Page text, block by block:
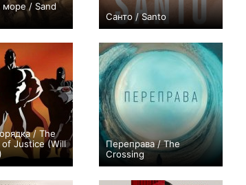
море / Sand
52 94
Санто / Santo
−1 6 68
/ The
of Justice (Will
7 220
Переправа / The
Crossing
+173 11 693